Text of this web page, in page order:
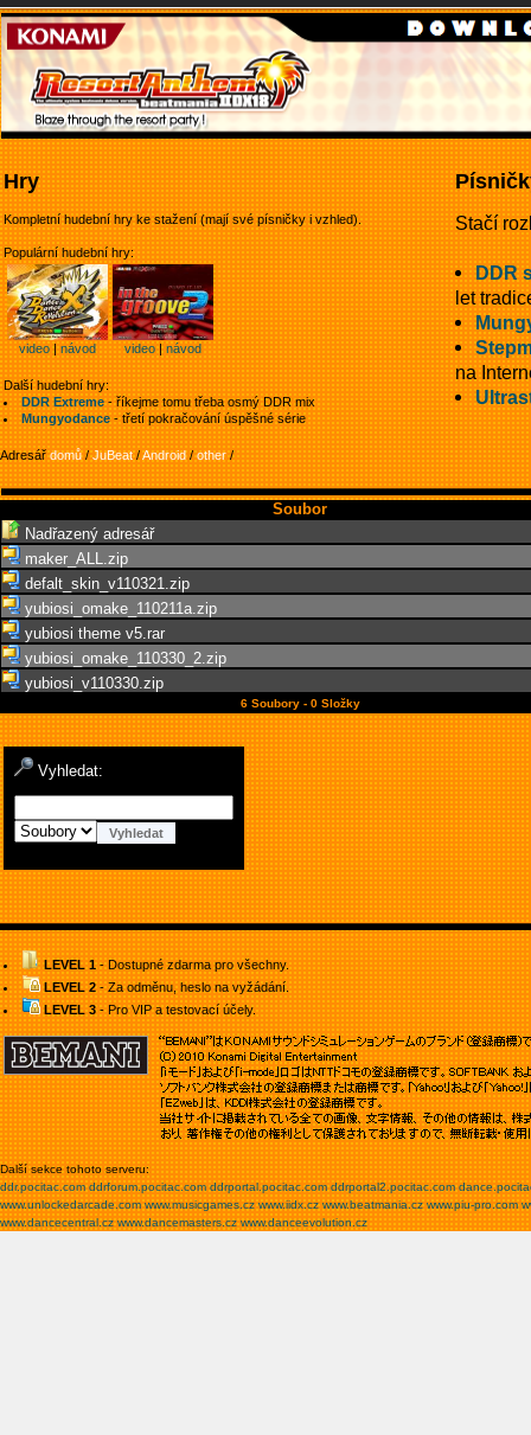
Hry
Kompletní hudební hry ke stažení (mají své písničky i vzhled).
Populární hudební hry:
video|návod video|návod
Další hudební hry:
DDR Extreme- říkejme tomu třeba osmý DDR mix
Mungyodance- třetí pokračování úspěšné série
Stačí
DDR
let
na
Adresářdomů/JuBeat/Android/other/
Soubor
Nadřazený adresář
maker_ALL.zip
defalt_skin_v110321.zip
yubiosi_omake_110211a.zip
yubiosi theme v5.rar
yubiosi_omake_110330_2.zip
yubiosi_v110330.zip
6 Soubory - 0 Složky
Vyhledat:
LEVEL 1- Dostupné zdarma pro všechny.
LEVEL 2- Za odměnu, heslo na vyžádání.
LEVEL 3- Pro VIP a testovací účely.
Další sekce tohoto serveru:
ddr.pocitac.com ddrforum.pocitac.com ddrportal.pocitac.com ddrportal2.pocitac.com
www.unlockedarcade.com www.musicgames.cz www.iidx.cz www.beatmania.cz www.piu-pro.com
www.dancecentral.cz www.dancemasters.cz www.danceevolution.cz